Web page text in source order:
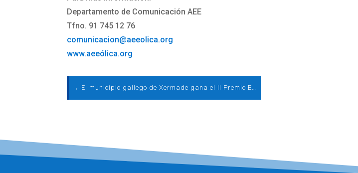
Departamento de Comunicación AEE
Tfno. 91 745 12 76
comunicacion@aeeolica.org
www.aeeólica.org
←